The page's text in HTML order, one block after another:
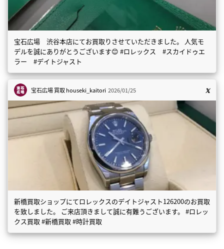
宝石広場 渋谷本店にてお買取りさせていただきました。 人気モ
デルを誠にありがとうございます😊 #ロレックス #スカイドゥエ
ラー #デイトジャスト
宝石広場 買取houseki_kaitori 2026/01/25
新橋買取ショップにてロレックスのデイトジャスト126200のお買取
を致しました。 ご来店頂きまして誠に有難うございます。 #ロレッ
クス買取 #新橋買取 #時計買取